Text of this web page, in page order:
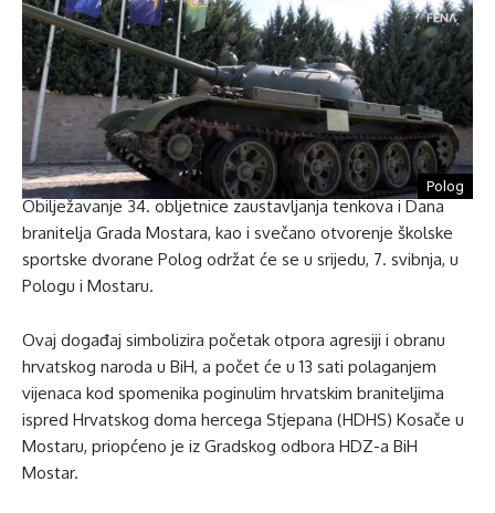
Polog
Obilježavanje 34. obljetnice zaustavljanja tenkova i Dana
branitelja Grada Mostara, kao i svečano otvorenje školske
sportske dvorane Polog održat će se u srijedu, 7. svibnja, u
Pologu i Mostaru.
Ovaj događaj simbolizira početak otpora agresiji i obranu
hrvatskog naroda u BiH, a počet će u 13 sati polaganjem
vijenaca kod spomenika poginulim hrvatskim braniteljima
ispred Hrvatskog doma hercega Stjepana (HDHS) Kosače u
Mostaru, priopćeno je iz Gradskog odbora HDZ-a BiH
Mostar.